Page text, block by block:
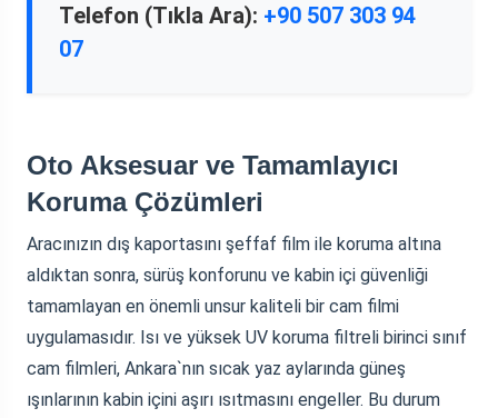
Telefon (Tıkla Ara): +90 507 303 94
07
Oto Aksesuar ve Tamamlayıcı
Koruma Çözümleri
Aracınızın dış kaportasını şeffaf film ile koruma altına
aldıktan sonra, sürüş konforunu ve kabin içi güvenliği
tamamlayan en önemli unsur kaliteli bir cam filmi
uygulamasıdır. Isı ve yüksek UV koruma filtreli birinci sınıf
cam filmleri, Ankara`nın sıcak yaz aylarında güneş
ışınlarının kabin içini aşırı ısıtmasını engeller. Bu durum